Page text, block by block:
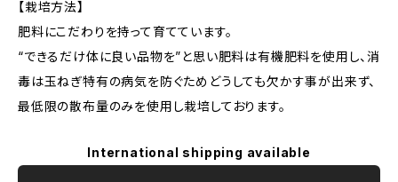
【栽培方法】
肥料にこだわりを持って育てています。
“できるだけ体に良い品物を”と思い肥料は有機肥料を使用し、消
毒は玉ねぎ特有の病気を防ぐためどうしても欠かす事が出来ず、
最低限の散布量のみを使用し栽培しております。
International shipping available